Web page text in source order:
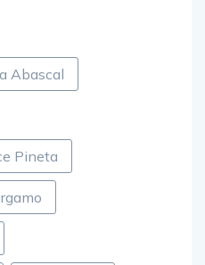
Abascal
Pineta